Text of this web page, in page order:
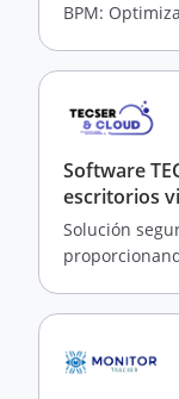
BPM:
Software
escritorios
Solución